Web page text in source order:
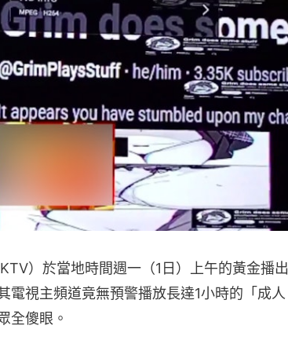
）於當地時間週一（1日）上午的黃金播出
電視主頻道竟無預警播放長達1小時的「成人
全傻眼。